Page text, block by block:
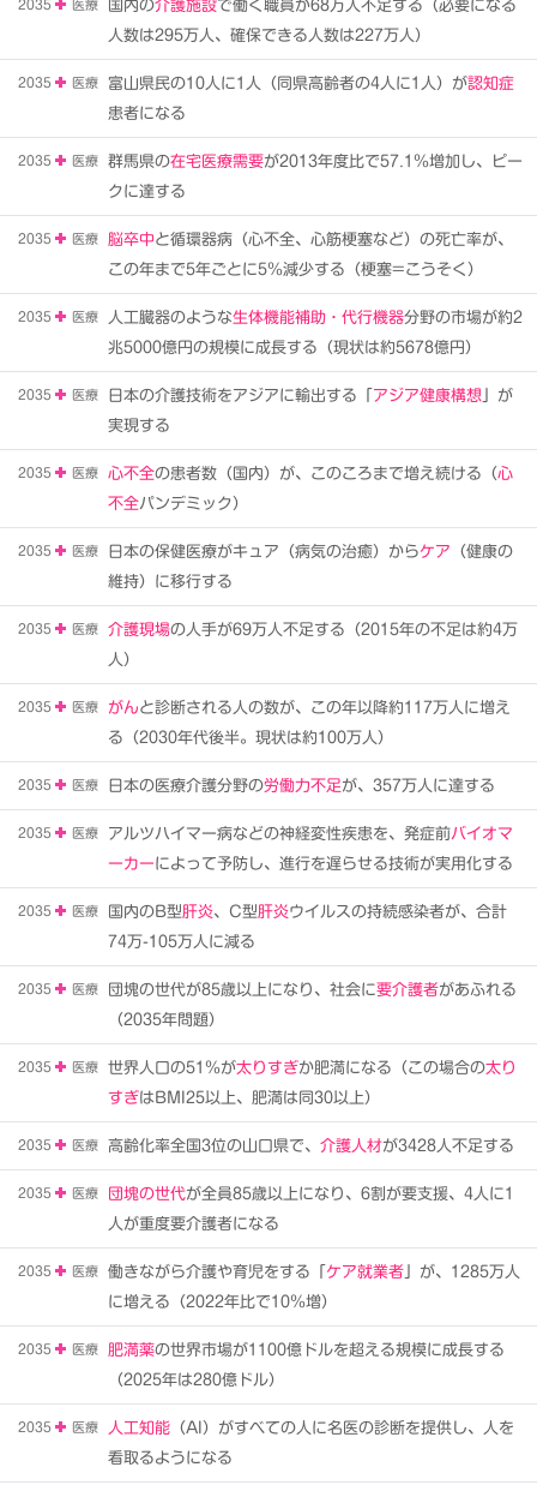
2035 医療 国内の介護施設で働く職員が68万人不足する（必要になる
人数は295万人、確保できる人数は227万人）
2035 医療 富山県民の10人に1人（同県高齢者の4人に1人）が認知症
患者になる
2035 医療 群馬県の在宅医療需要が2013年度比で57.1％増加し、ピー
クに達する
2035 医療 脳卒中と循環器病（心不全、心筋梗塞など）の死亡率が、
この年まで5年ごとに5％減少する（梗塞=こうそく）
2035 医療 人工臓器のような生体機能補助・代行機器分野の市場が約2
兆5000億円の規模に成長する（現状は約5678億円）
2035 医療 日本の介護技術をアジアに輸出する「 アジア健康構想 」が
実現する
2035 医療 心不全の患者数（国内）が、このころまで増え続ける（心
不全パンデミック）
2035 医療 日本の保健医療がキュア（病気の治癒）からケア （健康の
維持）に移行する
2035 医療 介護現場の人手が69万人不足する（2015年の不足は約4万
人）
2035 医療 がんと診断される人の数が、この年以降約117万人に増え
る（2030年代後半。現状は約100万人）
2035 医療 日本の医療介護分野の労働力不足が、357万人に達する
2035 医療 アルツハイマー病などの神経変性疾患を、発症前バイオマ
ーカーによって予防し、進行を遅らせる技術が実用化する
2035 医療 国内のB型肝炎、C型肝炎ウイルスの持続感染者が、合計
74万-105万人に減る
2035 医療 団塊の世代が85歳以上になり、社会に要介護者があふれる
（2035年問題）
2035 医療 世界人口の51％が太りすぎか肥満になる（この場合の太り
すぎはBMI25以上、肥満は同30以上）
2035 医療 高齢化率全国3位の山口県で、 介護人材が3428人不足する
2035 医療 団塊の世代が全員85歳以上になり、6割が要支援、4人に1
人が重度要介護者になる
2035 医療 働きながら介護や育児をする「 ケア就業者 」が、1285万人
に増える（2022年比で10％増）
2035 医療 肥満薬の世界市場が1100億ドルを超える規模に成長する
（2025年は280億ドル）
2035 医療 人工知能 （AI）がすべての人に名医の診断を提供し、人を
看取るようになる